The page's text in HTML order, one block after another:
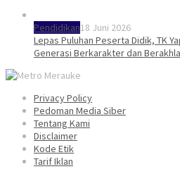
Pendidikan18 Juni 2026
Lepas Puluhan Peserta Didik, TK
Generasi Berkarakter dan
Privacy Policy
Pedoman Media Siber
Tentang Kami
Disclaimer
Kode Etik
Tarif Iklan